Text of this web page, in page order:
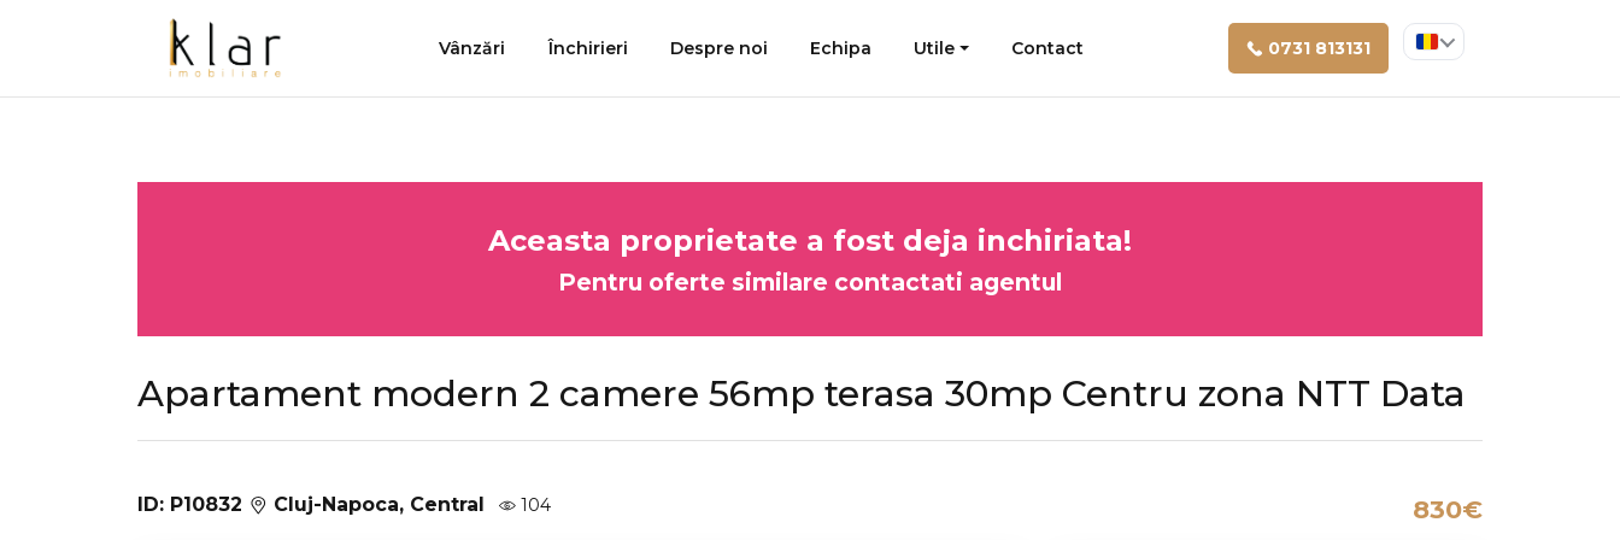
Vânzări Închirieri Despre noi Echipa Utile Contact 0731 813131
Aceasta proprietate a fost deja inchiriata!
Pentru oferte similare contactati agentul
Apartament modern 2 camere 56mp terasa 30mp Centru zona NTT Data
ID: P10832 Cluj-Napoca, Central 104 830€